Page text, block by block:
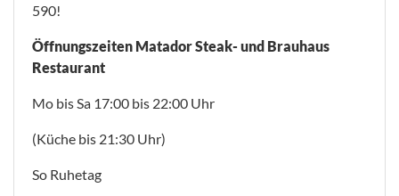
590!
Öffnungszeiten Matador Steak- und Brauhaus
Restaurant
Mo bis Sa 17:00 bis 22:00 Uhr
(Küche bis 21:30 Uhr)
So Ruhetag